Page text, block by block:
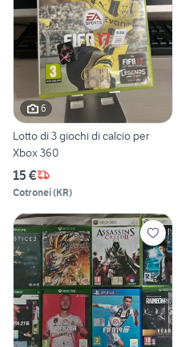
6
Lotto di 3 giochi di calcio per
Xbox 360
15 €
Cotronei(KR)